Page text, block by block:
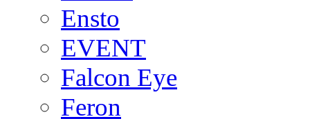
Ensto
EVENT
Falcon Eye
Feron